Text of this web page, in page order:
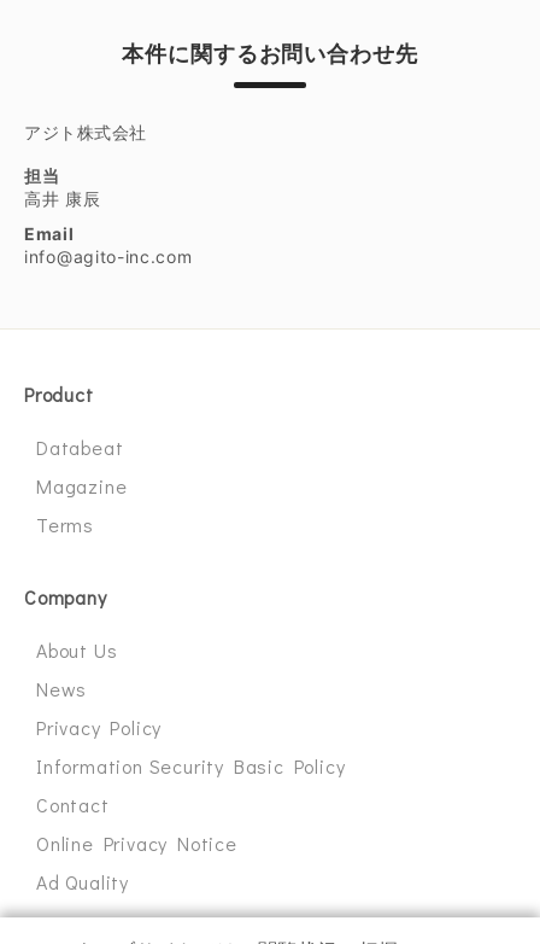
本件に関するお問い合わせ先
アジト株式会社
担当
高井 康辰
Email
info@agito-inc.com
Product
Databeat
Magazine
Terms
Company
About Us
News
Privacy Policy
Information Security Basic Policy
Contact
Online Privacy Notice
Ad Quality